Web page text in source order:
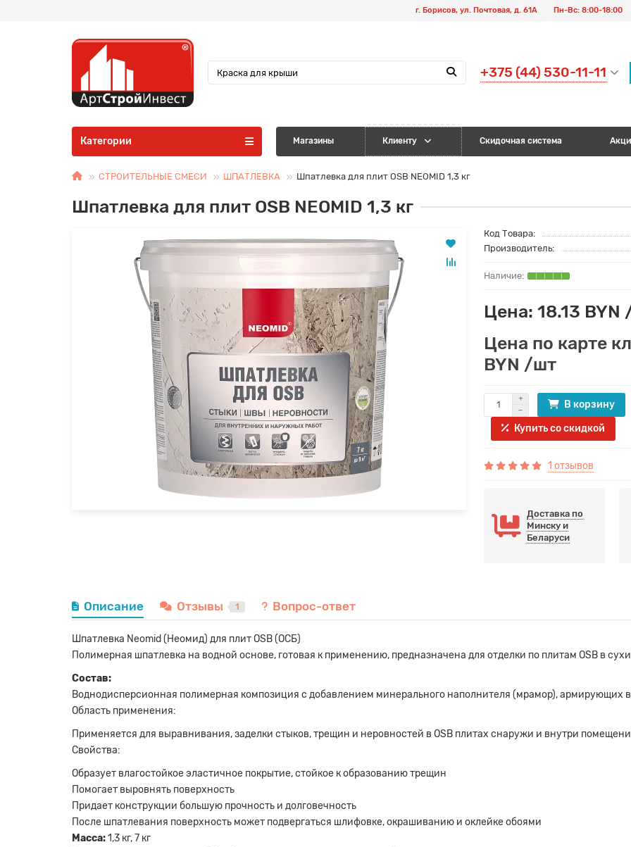
г. Борисов, ул. Почтовая, д. 61А Пн-Вс: 8:00-18:00
+375 (44) 530-11-11
Категории Магазины Клиенту Скидочная система
СТРОИТЕЛЬНЫЕ СМЕСИ ШПАТЛЕВКА Шпатлевка для плит OSB NEOMID 1,3 кг
Шпатлевка для плит OSB NEOMID 1,3 кг
Код Товара:
Производитель:
Цена: 18.13 BYN
Цена по карте
BYN /шт
В корзину
Купить со скидкой
1 отзывов
Доставка по
Минску и
Беларуси
Описание Отзывы 1 Вопрос-ответ
Шпатлевка Neomid (Неомид) для плит OSB (ОСБ)
Полимерная шпатлевка на водной основе, готовая к применению, предназначена для отделки по плитам OSB в
Состав:
Воднодисперсионная полимерная композиция с добавлением минерального наполнителя (мрамор), армирующих
Область применения:
Применяется для выравнивания, заделки стыков, трещин и неровностей в OSB плитах снаружи и внутри
Свойства:
Образует влагостойкое эластичное покрытие, стойкое к образованию трещин
Помогает выровнять поверхность
Придает конструкции большую прочность и долговечность
После шпатлевания поверхность может подвергаться шлифовке, окрашиванию и оклейке обоями
Масса:1,3 кг, 7 кг